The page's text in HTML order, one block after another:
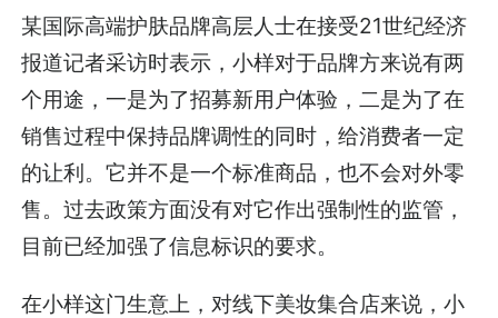
某国际高端护肤品牌高层人士在接受21世纪经济
报道记者采访时表示，小样对于品牌方来说有两
个用途，一是为了招募新用户体验，二是为了在
销售过程中保持品牌调性的同时，给消费者一定
的让利。它并不是一个标准商品，也不会对外零
售。过去政策方面没有对它作出强制性的监管，
目前已经加强了信息标识的要求。
在小样这门生意上，对线下美妆集合店来说，小